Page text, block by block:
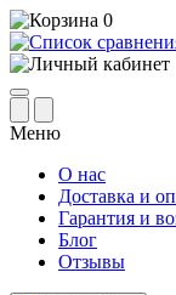
0
Меню
О нас
Доставка и
Гарантия и
Блог
Отзывы